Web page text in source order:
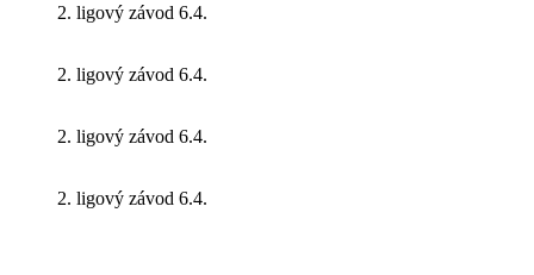
2. ligový závod 6.4.
2. ligový závod 6.4.
2. ligový závod 6.4.
2. ligový závod 6.4.